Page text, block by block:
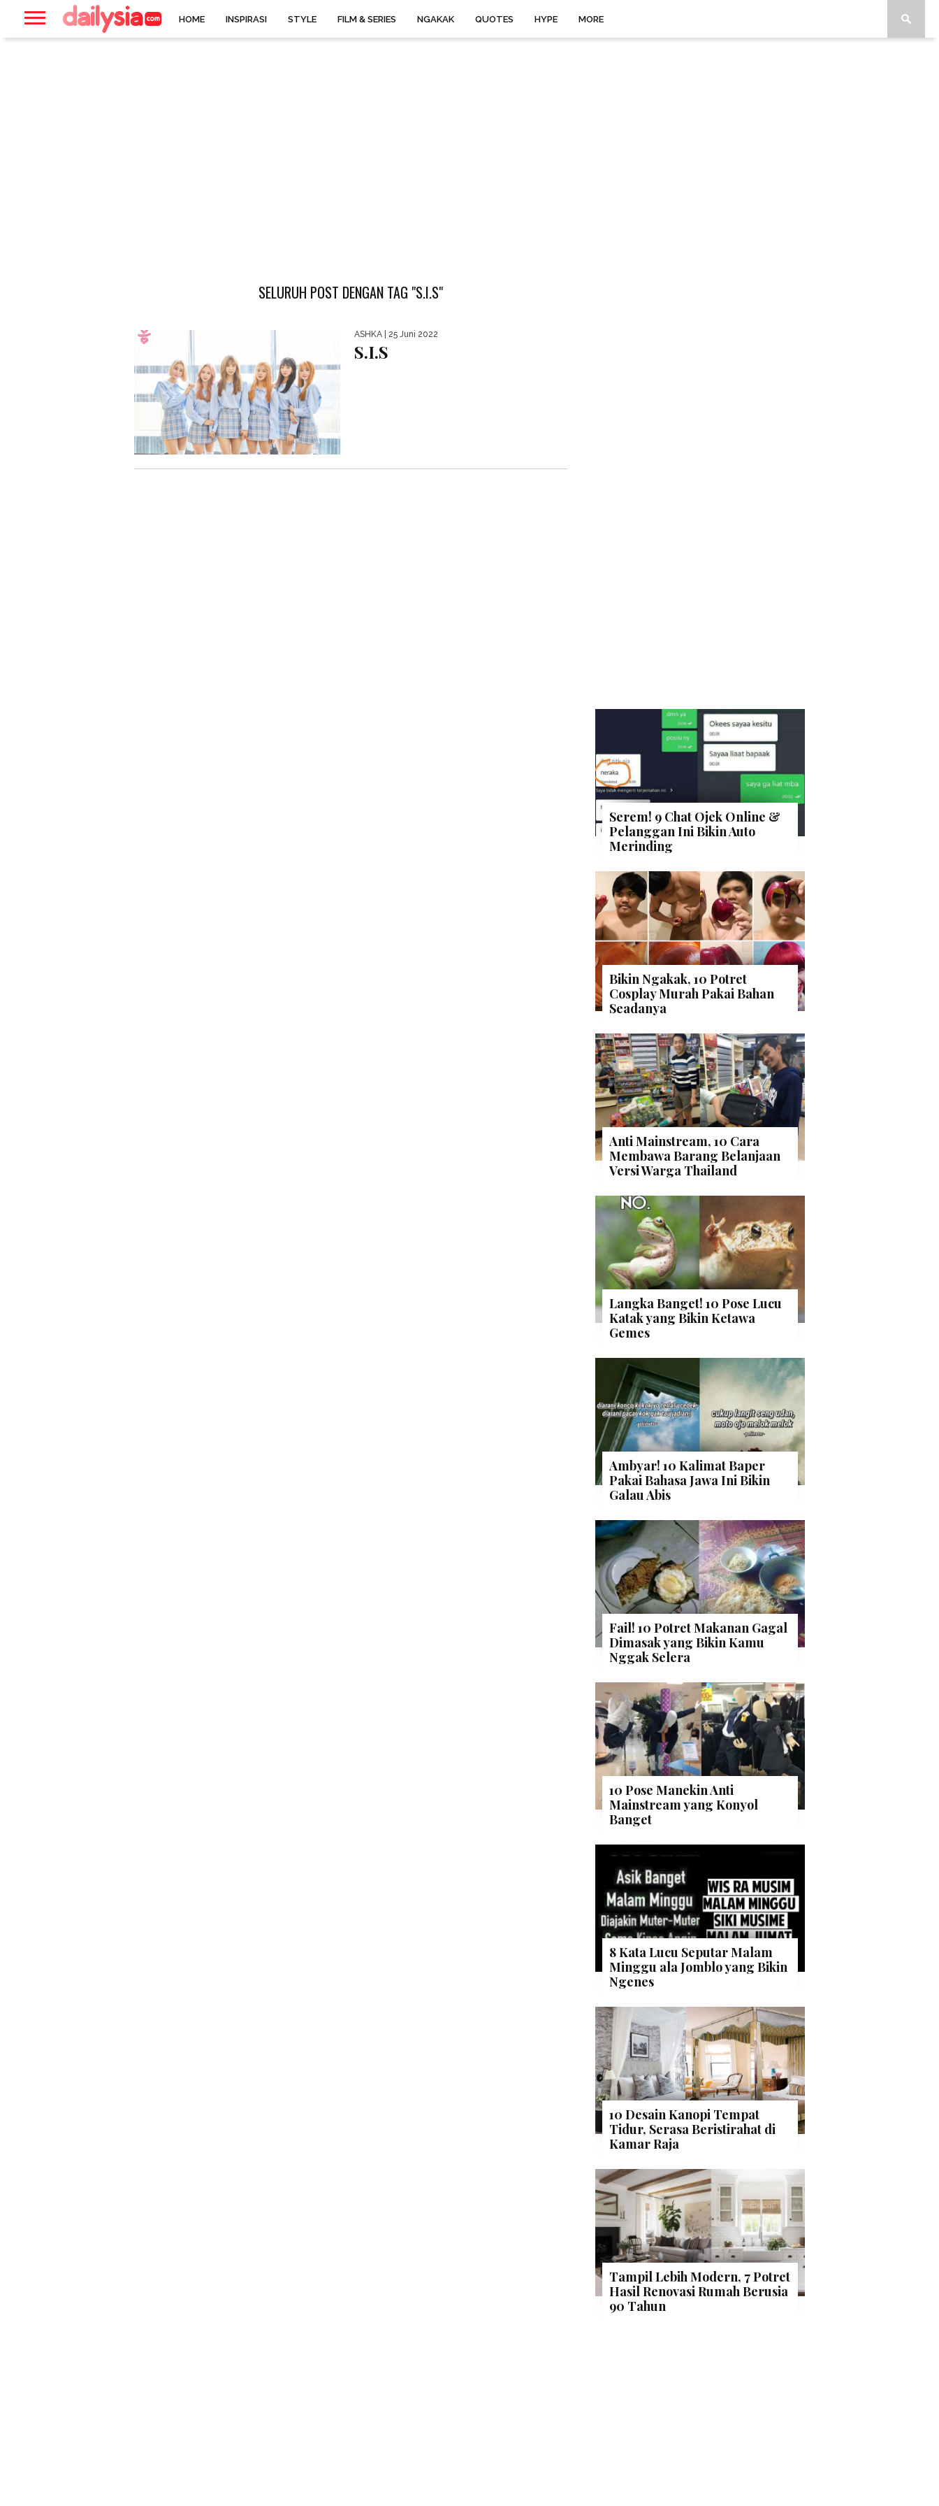
HOME INSPIRASI STYLE FILM & SERIES NGAKAK QUOTES HYPE MORE
SELURUH POST DENGAN TAG "S.I.S"
ASHKA | 25 Juni 2022
S.I.S
Serem! 9 Chat Ojek Online &
Pelanggan Ini Bikin Auto
Merinding
Bikin Ngakak, 10 Potret
Cosplay Murah Pakai Bahan
Seadanya
Anti Mainstream, 10 Cara
Membawa Barang Belanjaan
Versi Warga Thailand
Langka Banget! 10 Pose Lucu
Katak yang Bikin Ketawa
Gemes
Ambyar! 10 Kalimat Baper
Pakai Bahasa Jawa Ini Bikin
Galau Abis
Fail! 10 Potret Makanan Gagal
Dimasak yang Bikin Kamu
Nggak Selera
10 Pose Manekin Anti
Mainstream yang Konyol
Banget
8 Kata Lucu Seputar Malam
Minggu ala Jomblo yang Bikin
Ngenes
10 Desain Kanopi Tempat
Tidur, Serasa Beristirahat di
Kamar Raja
Tampil Lebih Modern, 7 Potret
Hasil Renovasi Rumah Berusia
90 Tahun